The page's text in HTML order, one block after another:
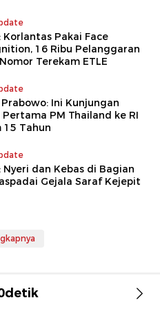
Korlantas Pakai Face
16 Ribu Pelanggaran
Terekam ETLE
Ini Kunjungan
Pertama PM Thailand ke RI
15 Tahun
Nyeri dan Kebas di Bagian
Gejala Saraf Kejepit